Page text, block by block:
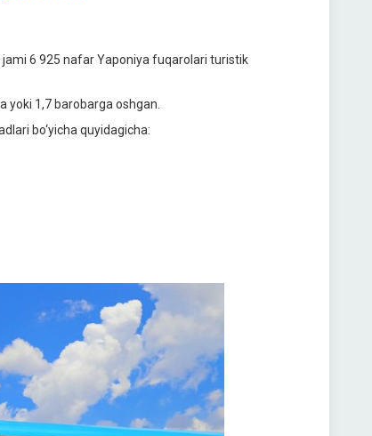
jami 6 925 nafar Yaponiya fuqarolari turistik
yoki 1,7 barobarga oshgan.
bo‘yicha quyidagicha: